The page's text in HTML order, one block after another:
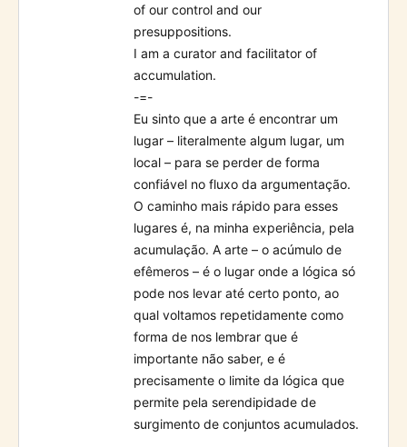
of our control and our
presuppositions.
I am a curator and facilitator of
accumulation.
-=-
Eu sinto que a arte é encontrar um
lugar – literalmente algum lugar, um
local – para se perder de forma
confiável no fluxo da argumentação.
O caminho mais rápido para esses
lugares é, na minha experiência, pela
acumulação. A arte – o acúmulo de
efêmeros – é o lugar onde a lógica só
pode nos levar até certo ponto, ao
qual voltamos repetidamente como
forma de nos lembrar que é
importante não saber, e é
precisamente o limite da lógica que
permite pela serendipidade de
surgimento de conjuntos acumulados.